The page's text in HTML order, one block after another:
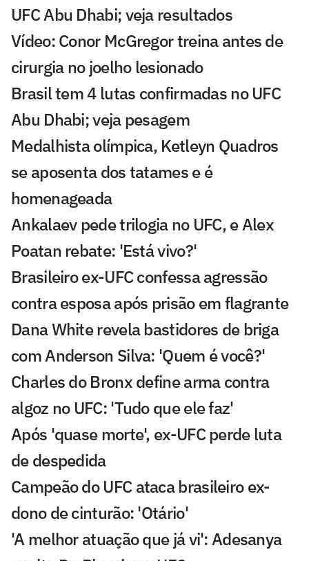
UFC Abu Dhabi; veja resultados
Vídeo: Conor McGregor treina antes de
cirurgia no joelho lesionado
Brasil tem 4 lutas confirmadas no UFC
Abu Dhabi; veja pesagem
Medalhista olímpica, Ketleyn Quadros
se aposenta dos tatames e é
homenageada
Ankalaev pede trilogia no UFC, e Alex
Poatan rebate: 'Está vivo?'
Brasileiro ex-UFC confessa agressão
contra esposa após prisão em flagrante
Dana White revela bastidores de briga
com Anderson Silva: 'Quem é você?'
Charles do Bronx define arma contra
algoz no UFC: 'Tudo que ele faz'
Após 'quase morte', ex-UFC perde luta
de despedida
Campeão do UFC ataca brasileiro ex-
dono de cinturão: 'Otário'
'A melhor atuação que já vi': Adesanya